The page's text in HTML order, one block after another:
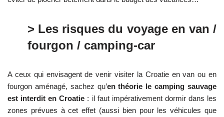
> Les risques du voyage en van /
fourgon / camping-car
A ceux qui envisagent de venir visiter la Croatie en van ou en
fourgon aménagé, sachez qu’en théorie le camping sauvage
est interdit en Croatie : il faut impérativement dormir dans les
zones prévues à cet effet (aussi bien pour les véhicules que